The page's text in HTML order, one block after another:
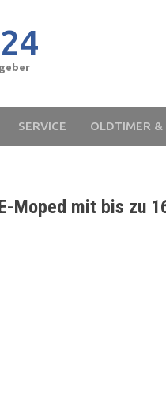
SERVICE OLDTIMER &
Moped mit bis zu